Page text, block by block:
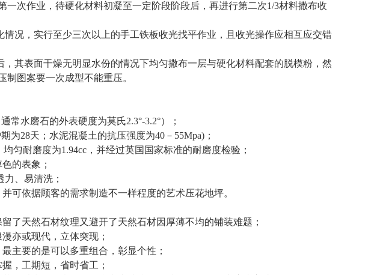
次作业，待硬化材料初凝至一定阶段阶段后，再进行第二次1/3材料撒布收
况，实行至少三次以上的手工铁板收光找平作业，且收光操作应相互应交错
其表面干燥无明显水份的情况下均匀撒布一层与硬化材料配套的脱模粉，然
图案要一次成型不能重压。
常水磨石的外表硬度为莫氏2.3°-3.2°）；
为28天；水泥混凝土的抗压强度为40－55Mpa)；
匀耐磨度为1.94cc，并经过英国国家标准的耐磨度检验；
的表象；
、易清洗；
可依据顾客的需求制造不一样程度的艺术压花地坪。
了天然石材纹理又避开了天然石材因厚薄不均的铺装难题；
亦或现代，立体突现；
主要的是可以多重组合，彰显个性；
，工期短，省时省工；